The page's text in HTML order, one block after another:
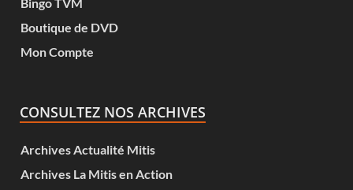
Boutique de DVD
Mon Compte
CONSULTEZ NOS ARCHIVES
Archives Actualité Mitis
Archives La Mitis en Action